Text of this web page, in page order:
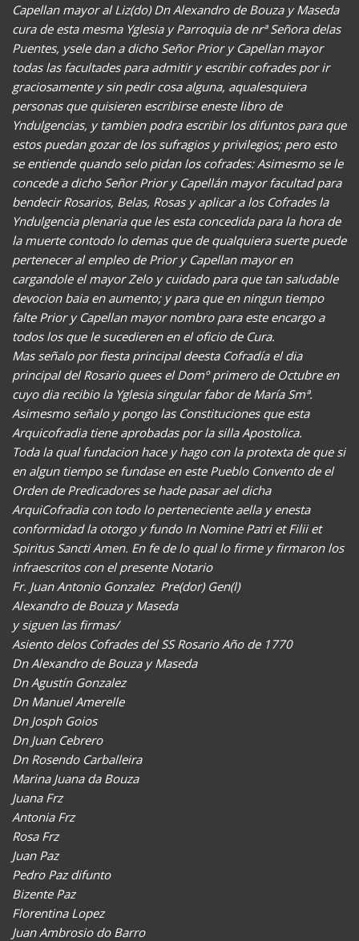
Capellan mayor al Liz(do) Dn Alexandro de Bouza y Maseda
cura de esta mesma Yglesia y Parroquia de nrª Señora delas
Puentes, ysele dan a dicho Señor Prior y Capellan mayor
todas las facultades para admitir y escribir cofrades por ir
graciosamente y sin pedir cosa alguna, aqualesquiera
personas que quisieren escribirse eneste libro de
Yndulgencias, y tambien podra escribir los difuntos para que
estos puedan gozar de los sufragios y privilegios; pero esto
se entiende quando selo pidan los cofrades: Asimesmo se le
concede a dicho Señor Prior y Capellán mayor facultad para
bendecir Rosarios, Belas, Rosas y aplicar a los Cofrades la
Yndulgencia plenaria que les esta concedida para la hora de
la muerte contodo lo demas que de qualquiera suerte puede
pertenecer al empleo de Prior y Capellan mayor en
cargandole el mayor Zelo y cuidado para que tan saludable
devocion baia en aumento; y para que en ningun tiempo
falte Prior y Capellan mayor nombro para este encargo a
todos los que le sucedieren en el oficio de Cura.
Mas señalo por fiesta principal deesta Cofradía el dia
principal del Rosario quees el Domº primero de Octubre en
cuyo dia recibio la Yglesia singular fabor de María Smª.
Asimesmo señalo y pongo las Constituciones que esta
Arquicofradia tiene aprobadas por la silla Apostolica.
Toda la qual fundacion hace y hago con la protexta de que si
en algun tiempo se fundase en este Pueblo Convento de el
Orden de Predicadores se hade pasar ael dicha
ArquiCofradia con todo lo perteneciente aella y enesta
conformidad la otorgo y fundo In Nomine Patri et Filii et
Spiritus Sancti Amen. En fe de lo qual lo firme y firmaron los
infraescritos con el presente Notario
Fr. Juan Antonio Gonzalez  Pre(dor) Gen(l)
Alexandro de Bouza y Maseda
y siguen las firmas/
Asiento delos Cofrades del SS Rosario Año de 1770
Dn Alexandro de Bouza y Maseda
Dn Agustín Gonzalez
Dn Manuel Amerelle
Dn Josph Goios
Dn Juan Cebrero
Dn Rosendo Carballeira
Marina Juana da Bouza
Juana Frz
Antonia Frz
Rosa Frz
Juan Paz
Pedro Paz difunto
Bizente Paz
Florentina Lopez
Juan Ambrosio do Barro